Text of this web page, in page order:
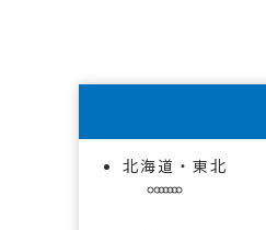
北海道・東北